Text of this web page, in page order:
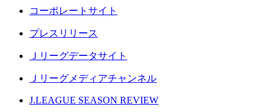
コーポレートサイト
プレスリリース
Ｊリーグデータサイト
Ｊリーグメディアチャンネル
J.LEAGUE SEASON REVIEW